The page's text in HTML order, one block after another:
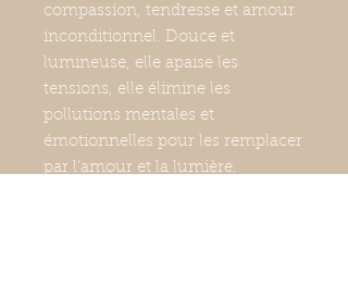
compassion, tendresse et amour
inconditionnel. Douce et
lumineuse, elle apaise les
tensions, elle élimine les
pollutions mentales et
émotionnelles pour les remplacer
par l’amour et la lumière.